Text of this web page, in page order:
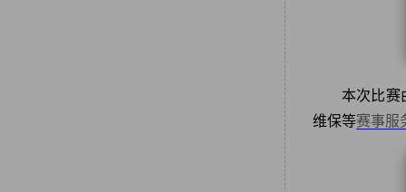
本次比赛
维保等赛事服